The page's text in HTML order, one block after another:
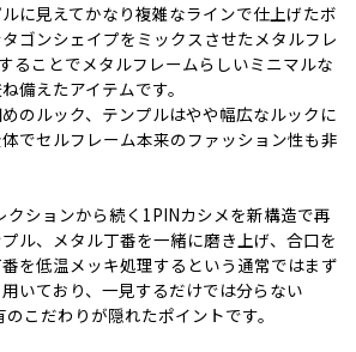
に見えてかなり複雑なラインで仕上げたボ
ゴンシェイプをミックスさせたメタルフレ
ることでメタルフレームらしいミニマルな
備えたアイテムです。
のルック、テンプルはやや幅広なルックに
でセルフレーム本来のファッション性も非
クションから続く1PINカシメを新構造で再
ル、メタル丁番を一緒に磨き上げ、合口を
を低温メッキ処理するという通常ではまず
いており、一見するだけでは分らない
こだわりが隠れたポイントです。